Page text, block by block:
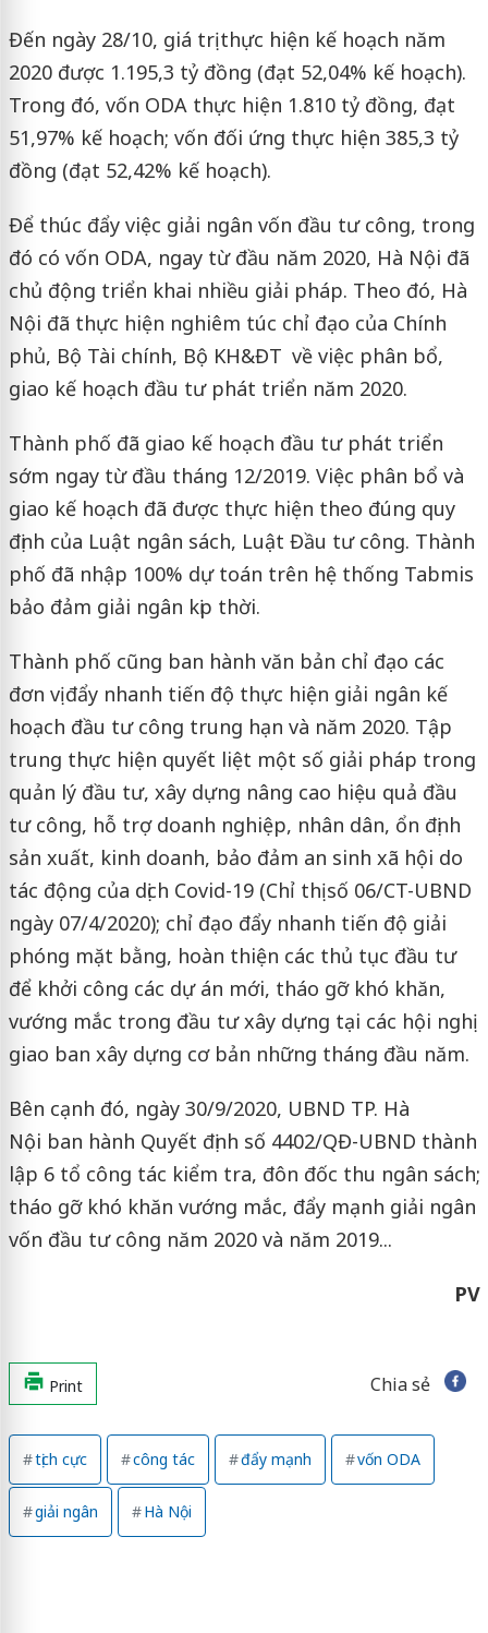
Đến ngày 28/10, giá trị thực hiện kế hoạch năm
2020 được 1.195,3 tỷ đồng (đạt 52,04% kế hoạch).
Trong đó, vốn ODA thực hiện 1.810 tỷ đồng, đạt
51,97% kế hoạch; vốn đối ứng thực hiện 385,3 tỷ
đồng (đạt 52,42% kế hoạch).
Để thúc đẩy việc giải ngân vốn đầu tư công, trong
đó có vốn ODA, ngay từ đầu năm 2020, Hà Nội đã
chủ động triển khai nhiều giải pháp. Theo đó, Hà
Nội đã thực hiện nghiêm túc chỉ đạo của Chính
phủ, Bộ Tài chính, Bộ KH&ĐT về việc phân bổ,
giao kế hoạch đầu tư phát triển năm 2020.
Thành phố đã giao kế hoạch đầu tư phát triển
sớm ngay từ đầu tháng 12/2019. Việc phân bổ và
giao kế hoạch đã được thực hiện theo đúng quy
định của Luật ngân sách, Luật Đầu tư công. Thành
phố đã nhập 100% dự toán trên hệ thống Tabmis
bảo đảm giải ngân kịp thời.
Thành phố cũng ban hành văn bản chỉ đạo các
đơn vị đẩy nhanh tiến độ thực hiện giải ngân kế
hoạch đầu tư công trung hạn và năm 2020. Tập
trung thực hiện quyết liệt một số giải pháp trong
quản lý đầu tư, xây dựng nâng cao hiệu quả đầu
tư công, hỗ trợ doanh nghiệp, nhân dân, ổn định
sản xuất, kinh doanh, bảo đảm an sinh xã hội do
tác động của dịch Covid-19 (Chỉ thị số 06/CT-UBND
ngày 07/4/2020); chỉ đạo đẩy nhanh tiến độ giải
phóng mặt bằng, hoàn thiện các thủ tục đầu tư
để khởi công các dự án mới, tháo gỡ khó khăn,
vướng mắc trong đầu tư xây dựng tại các hội nghị
giao ban xây dựng cơ bản những tháng đầu năm.
Bên cạnh đó, ngày 30/9/2020, UBND TP. Hà
Nội ban hành Quyết định số 4402/QĐ-UBND thành
lập 6 tổ công tác kiểm tra, đôn đốc thu ngân sách;
tháo gỡ khó khăn vướng mắc, đẩy mạnh giải ngân
vốn đầu tư công năm 2020 và năm 2019...
PV
Print Chia sẻ
tịch cực công tác đẩy mạnh vốn ODA
giải ngân Hà Nội